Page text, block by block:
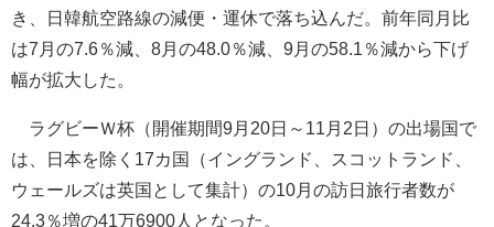
き、日韓航空路線の減便・運休で落ち込んだ。前年同月比
は7月の7.6％減、8月の48.0％減、9月の58.1％減から下げ
幅が拡大した。
ラグビーＷ杯（開催期間9月20日～11月2日）の出場国で
は、日本を除く17カ国（イングランド、スコットランド、
ウェールズは英国として集計）の10月の訪日旅行者数が
24.3％増の41万6900人となった。